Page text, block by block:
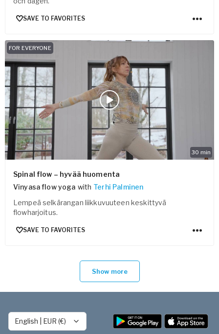
SAVE TO FAVORITES
30 min
FOR EVERYONE
Spinal flow – hyvää huomenta
Vinyasa flow yoga with Terhi Palminen
Lempeä selkärangan liikkuvuuteen keskittyvä
flowharjoitus.
SAVE TO FAVORITES
Show more
English EUR (€)